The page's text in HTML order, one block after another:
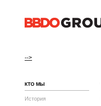
-->
КТО МЫ
История